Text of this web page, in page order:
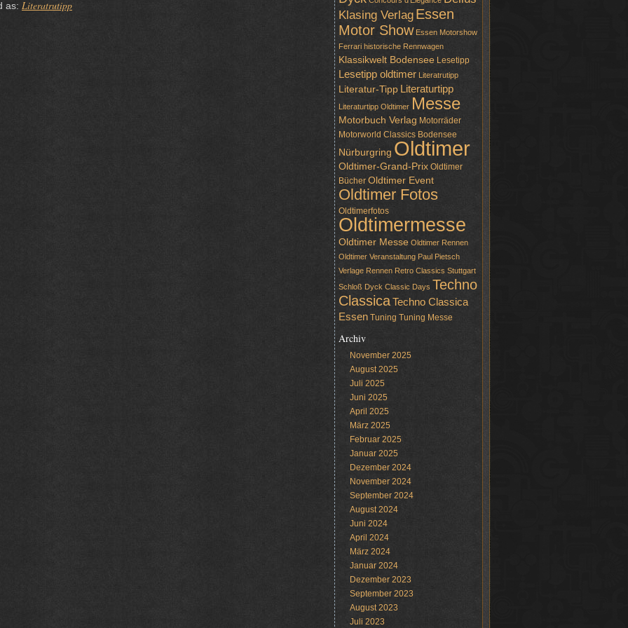
as: Literatrutipp
Klasing Verlag Essen
Motor Show Essen Motorshow
Ferrari historische Rennwagen
Klassikwelt Bodensee Lesetipp
Lesetipp oldtimer Literatrutipp
Literatur-Tipp Literaturtipp
Literaturtipp Oldtimer Messe
Motorbuch Verlag Motorräder
Motorworld Classics Bodensee
Nürburgring Oldtimer
Oldtimer-Grand-Prix Oldtimer
Bücher Oldtimer Event
Oldtimer Fotos
Oldtimerfotos
Oldtimermesse
Oldtimer Messe Oldtimer Rennen
Oldtimer Veranstaltung Paul Pietsch
Verlage Rennen Retro Classics Stuttgart
Schloß Dyck Classic Days Techno
ClassicaTechno Classica
Essen Tuning Tuning Messe
Archiv
November 2025
August 2025
Juli 2025
Juni 2025
April 2025
März 2025
Februar 2025
Januar 2025
Dezember 2024
November 2024
September 2024
August 2024
Juni 2024
April 2024
März 2024
Januar 2024
Dezember 2023
September 2023
August 2023
Juli 2023